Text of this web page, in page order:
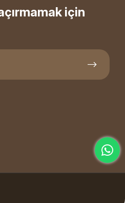
için